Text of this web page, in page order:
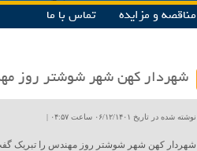
مناقصه و مزایده تماس با ما
شهردار کهن شهر شوشتر روز
نوشته شده در تاریخ ۰۶/۱۲/۱۴۰۱ ساعت ۰۴:۵۷ |
شهردار کهن شهر شوشتر روز مهندس را تبریک